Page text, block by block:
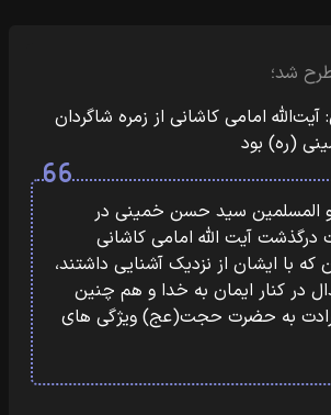
شد؛
امامی کاشانی از زمره شاگردان
(ره) بود
المسلمین سید حسن خمینی در
درگذشت آیت الله امامی کاشانی
که با ایشان از نزدیک آشنایی داشتند،
در کنار ایمان به خدا و هم چنین
به حضرت حجت(عج) ویژگی های